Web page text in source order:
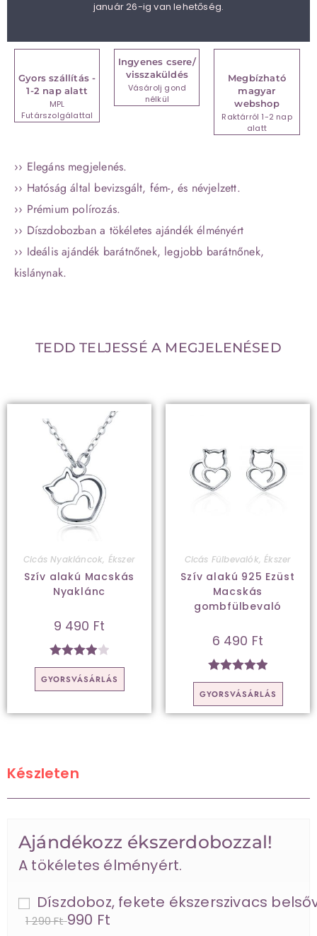
január 26-ig van lehetőség.
Gyors szállítás -
1-2 nap alatt
MPL
Futárszolgálattal
Ingyenes csere/
visszaküldés
Vásárolj gond
nélkül
Megbízható
magyar
webshop
Raktárról 1-2 nap
alatt
›› Elegáns megjelenés.
›› Hatóság által bevizsgált, fém-, és névjelzett.
›› Prémium polírozás.
›› Díszdobozban a tökéletes ajándék élményért
›› Ideális ajándék barátnőnek, legjobb barátnőnek,
kislánynak.
TEDD TELJESSÉ A MEGJELENÉSED
Cicás Nyakláncok, Ékszer
Szív alakú Macskás
Nyaklánc
9 490 Ft
Értékelé
s:4.00/
GYORSVÁSÁRLÁS
Cicás Fülbevalók,Ékszer
Szív alakú 925 Ezüst
Macskás
gombfülbevaló
6 490 Ft
Értékelés:
5.00/ 5
GYORSVÁSÁRLÁS
Készleten
Ajándékozz ékszerdobozzal!
A tökéletes élményért.
Díszdoboz, fekete ékszerszivacs
1 290 Ft 990 Ft